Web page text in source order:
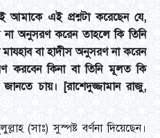
আমাকে এই প্রশ্নটা করেছেন যে,
অনুসরণ করেন তাহলে কি তিনি
বা হাদীস অনুসরণ না করেন
কিনা বা তিনি মূলত কি
চায়। [রাশেদুজ্জামান রাজু,
(সাঃ) সুস্পষ্ট বর্ণনা দিয়েছেন।